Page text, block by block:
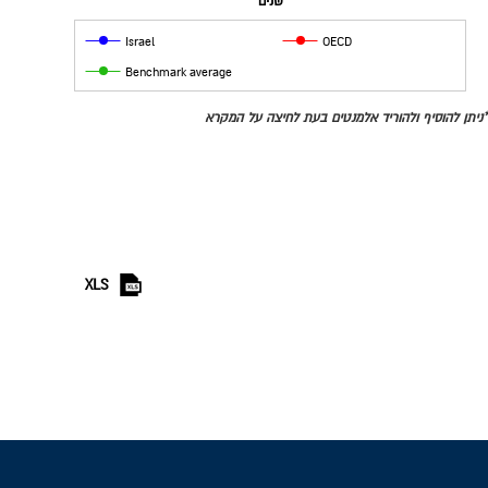
Israel OECD
Benchmark average
*ניתן להוסיף ולהוריד אלמנטים בעת לחיצה על המקרא
XLS